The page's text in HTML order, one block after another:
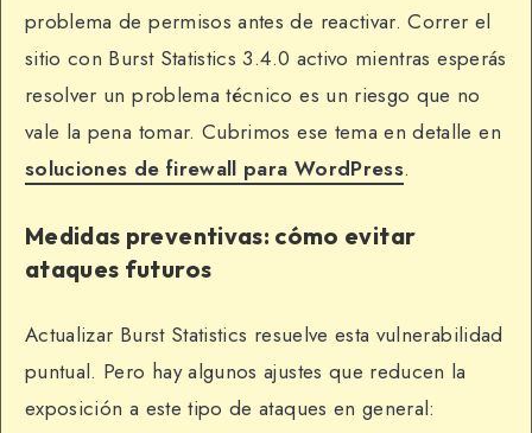
problema de permisos antes de reactivar. Correr el
sitio con Burst Statistics 3.4.0 activo mientras esperás
resolver un problema técnico es un riesgo que no
vale la pena tomar. Cubrimos ese tema en detalle en
soluciones de firewall para WordPress.
Medidas preventivas: cómo evitar
ataques futuros
Actualizar Burst Statistics resuelve esta vulnerabilidad
puntual. Pero hay algunos ajustes que reducen la
exposición a este tipo de ataques en general: